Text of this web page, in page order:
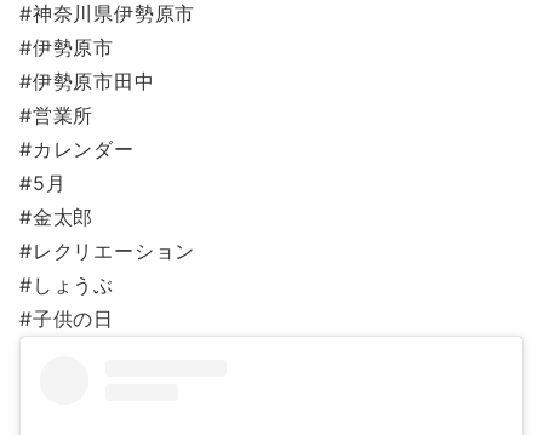
#神奈川県伊勢原市
#伊勢原市
#伊勢原市田中
#営業所
#カレンダー
#5月
#金太郎
#レクリエーション
#しょうぶ
#子供の日